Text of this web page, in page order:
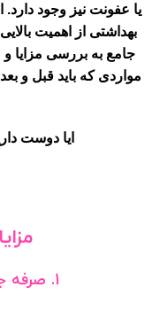
یا عفونت نیز وجود
بهداشتی از اهمیت
جامع به بررسی مزایا
مواردی که باید قبل و
ایا دوست
1. صرفه